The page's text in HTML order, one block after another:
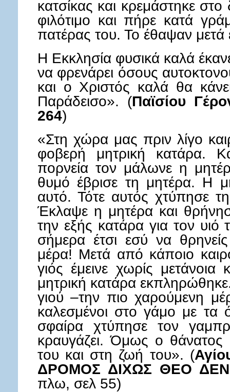
κατσίκας και κρεμάστηκε
φιλότιμο και πήρε κατά
πατέρας του. Το έθαψαν μετά
Η Εκκλησία φυσικά καλά
να φρενάρει όσους
και ο Χριστός καλά θα
Παράδεισο». (Παϊσίου
264)
«Στη χώρα μας πριν λίγο
φοβερή μητρική κατάρα.
πορνεία τον μάλωνε η
θυμό έβρισε τη μητέρα. Η
αυτό. Τότε αυτός χτύπησε
Έκλαψε η μητέρα και
την εξής κατάρα για τον
σήμερα έτσι εσύ να
μέρα! Μετά από κάποιο
γιός έμεινε χωρίς
μητρική κατάρα
γιού –την πιο χαρούμενη
καλεσμένοι στο γάμο με
σφαίρα χτύπησε τον
κραυγάζει. Όμως ο θάνατος
του και στη ζωή του». (
ΔΡΟΜΟΣ ΔΙΧΩΣ ΘΕΟ
πλω, σελ 55)